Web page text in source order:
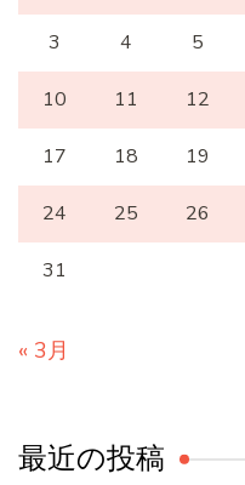
3 4 5
10 11 12
17 18 19
24 25 26
31
« 3月
最近の投稿